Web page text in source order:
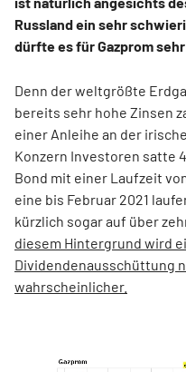
Russland ein sehr
dürfte es für Gazprom
Denn der weltgrößte
bereits sehr hohe Zinsen
einer Anleihe an der
Konzern Investoren satte
Bond mit einer Laufzeit
eine bis Februar 2021
kürzlich sogar auf über
diesem Hintergrund wird
Dividendenausschüttung
wahrscheinlicher.